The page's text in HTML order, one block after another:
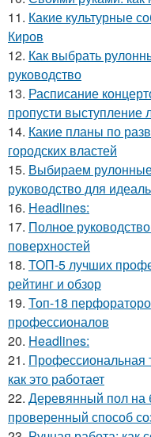
11. Какие культурные
Киров
12. Как выбрать
руководство
13. Расписание
пропусти выступление
14. Какие планы по
городских властей
15. Выбираем
руководство для
16. Headlines:
17. Полное
поверхностей
18. ТОП-5 лучших
рейтинг и обзор
19. Топ-18
профессионалов
20. Headlines:
21. Профессиональная
как это работает
22. Деревянный пол на
проверенный способ